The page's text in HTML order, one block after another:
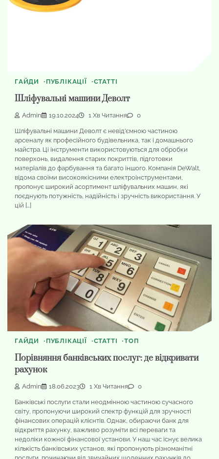
ГАЙДИ ПУБЛІКАЦІЇ СТАТТІ
Шліфувальні машини Деволт
Admin 19.10.2024 1 Хв Читання 0
Шліфувальні машини Деволт є невід’ємною частиною
арсеналу як професійного будівельника, так і домашнього
майстра. Ці інструменти використовуються для обробки
поверхонь, видалення старих покриттів, підготовки
матеріалів до фарбування та багато іншого. Компанія DeWalt,
відома своїми високоякісними електроінструментами,
пропонує широкий асортимент шліфувальних машин, які
поєднують потужність, надійність і зручність використання. У
цій […]
ГАЙДИ ПУБЛІКАЦІЇ СТАТТІ ТОП
Порівняння банківських послуг: де відкривати
рахунок
Admin 18.06.2023 1 Хв Читання 0
Банківські послуги стали неодмінною частиною сучасного
світу, пропонуючи широкий спектр функцій для зручності
фінансових операцій клієнтів. Однак, обираючи банк для
відкриття рахунку, важливо розуміти всі переваги та
недоліки кожної фінансової установи. У наш час існує велика
кількість банківських установ, які пропонують різноманітні